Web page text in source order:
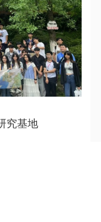
究基地